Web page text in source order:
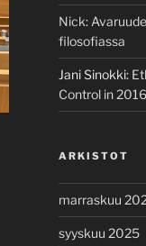
Nick:
filosofiassa
Jani Sinokki:
Control in 2016
ARKISTOT
marraskuu
syyskuu 2025